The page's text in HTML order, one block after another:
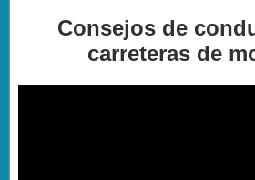
Consejos de
carreteras de